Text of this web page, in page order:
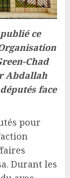
ce
Chad
Abdallah
face
pour
Durant les